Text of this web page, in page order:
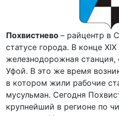
Похвистнево – райцентр в
статусе города. В конце
железнодорожная
Уфой. В это же время
в котором жили рабочие
мусульман. Сегодня
крупнейший в регионе по